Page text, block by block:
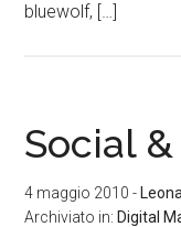
bluewolf, […]
Social
4 maggio 2010 -
Archiviato in: Digital